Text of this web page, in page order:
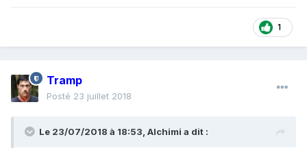
1
Tramp
Posté 23 juillet 2018
Le 23/07/2018 à 18:53, Alchimi a dit :